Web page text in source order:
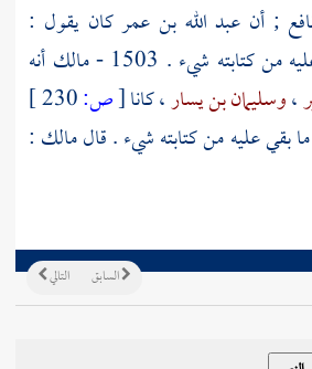
; أن عبد الله بن عمركان يقول :
كتابته شيء . 1503 -
مالك أنه
،وسليمان بن يسار، كانا[ص:
بقي عليه من كتابته شيء . قالمالك :
التالي السابق